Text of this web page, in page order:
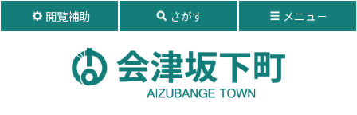
閲覧補助 さがす メニュ－